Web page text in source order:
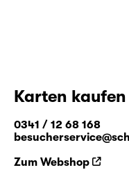
Karten kaufen
0341 / 12 68 168
Zum Webshop